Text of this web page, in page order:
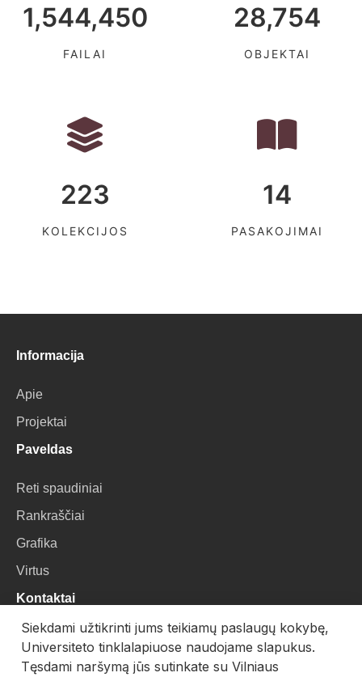
1,544,450
FAILAI
28,754
OBJEKTAI
223
KOLEKCIJOS
14
PASAKOJIMAI
Informacija
Apie
Projektai
Paveldas
Reti spaudiniai
Rankraščiai
Grafika
Virtus
Kontaktai
VU Biblioteka
Universiteto g. 3, LT-01122, Vilnius
Siekdami užtikrinti jums teikiamų paslaugų kokybę,
Universiteto tinklalapiuose naudojame slapukus.
Tęsdami naršymą jūs sutinkate su Vilniaus